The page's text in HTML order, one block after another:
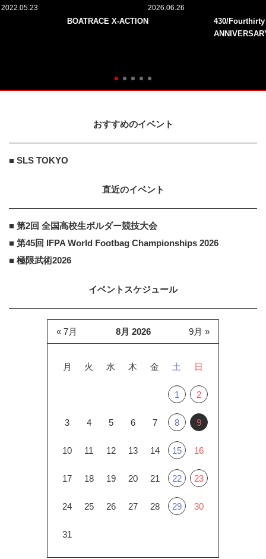
2022.05.23 2026.06.26
BOATRACE X-ACTION
430/
おすすめのイベント
■ SLS TOKYO
直近のイベント
■ 第2回 全国高校生ボルダー競技大会
■ 第45回 IFPA World Footbag Championships 2026
■ 極限武術2026
イベントスケジュール
8月 2026
月 火 水 木 金 土 日
1 2
3 4 5 6 7 8 9
10 11 12 13 14 15 16
17 18 19 20 21 22 23
24 25 26 27 28 29 30
31
« 7月 9月 »